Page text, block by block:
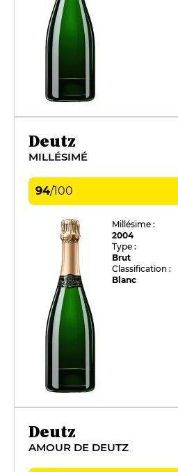
Deutz
MILLÉSIMÉ
94/100
Millésime :
2004
Type :
Brut
Classification :
Blanc
Deutz
AMOUR DE DEUTZ